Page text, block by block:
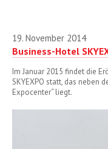
19. November 2014
Business-Hotel
Im Januar 2015 findet die
SKYEXPO statt, das neben
Expocenter“ liegt.